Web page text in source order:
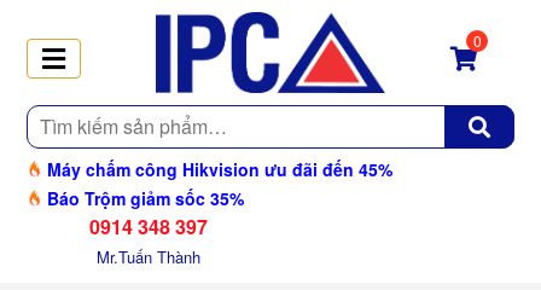
Tìm
kiếm
Máy chấm công Hikvision ưu đãi đến 45%
Báo Trộm giảm sốc 35%
0
0914 348 397
Mr.Tuấn Thành